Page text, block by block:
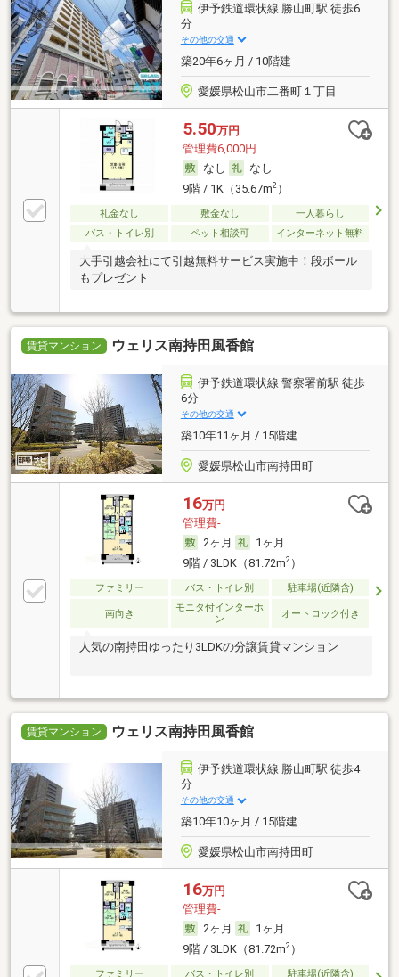
伊予鉄道環状線 勝山町駅 徒歩6
分
その他の交通
築20年6ヶ月 / 10階建
愛媛県松山市二番町１丁目
5.50万円
管理費6,000円
なし
なし
9階 / 1K（35.67m2）
礼金なし 敷金なし
一人暮らし
バス・トイレ別
ペット相談可 インターネット無料
大手引越会社にて引越無料サービス実施中！段ボール
もプレゼント
賃貸マンション ウェリス南持田風香館
伊予鉄道環状線 警察署前駅 徒歩
6分
その他の交通
築10年11ヶ月 / 15階建
愛媛県松山市南持田町
16万円
管理費-
2ヶ月
1ヶ月
9階 / 3LDK（81.72m2）
ファミリー バス・トイレ別 駐車場(近隣含)
南向き
モニタ付インターホ
ン
オートロック付き
人気の南持田ゆったり3LDKの分譲賃貸マンション
賃貸マンション ウェリス南持田風香館
伊予鉄道環状線 勝山町駅 徒歩4
分
その他の交通
築10年10ヶ月 / 15階建
愛媛県松山市南持田町
16万円
管理費-
2ヶ月
1ヶ月
9階 / 3LDK（81.72m2）
ファミリー バス・トイレ別 駐車場(近隣含)